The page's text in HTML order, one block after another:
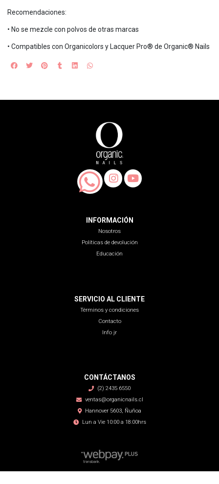
Recomendaciones:
• No se mezcle con polvos de otras marcas
• Compatibles con Organicolors y Lacquer Pro® de Organic® Nails
INFORMACIÓN
Nosotros
Políticas de devolución
Educación
SERVICIO AL CLIENTE
Términos y condiciones
Contacto
Info jr
CONTÁCTANOS
(2) 2435 6550
ventas@organicnails.cl
Hannover 5603, Ñuñoa
Lun a Vie 10:00 a 18:00hrs